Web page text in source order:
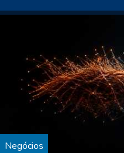
Negócios